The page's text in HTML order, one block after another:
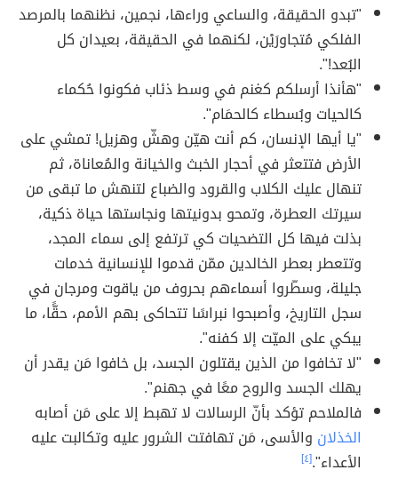
"تبدو الحقيقة، والساعي وراءها، نجمين، نظنهما بالمرصد
الفلكي مُتجاورَيْن، لكنهما في الحقيقة، بعيدان كل
البُعد!".
"هأنذا أرسلكم كغنم في وسط ذئاب فكونوا حُكماء
كالحيات وبُسطاء كالحمَام".
"يا أيها الإنسان، كم أنت هيّن وهشّ وهزيل! تمشي على
الأرض فتتعثر في أحجار الخبث والخيانة والمُعاناة، ثم
تنهال عليك الكلاب والقرود والضباع لتنهش ما تبقى من
سيرتك العطرة، وتمحو بدونيتها ونجاستها حياة ذكية،
بذلت فيها كل التضحيات كي ترتفع إلى سماء المجد،
وتتعطر بعطر الخالدين ممّن قدموا للإنسانية خدمات
جليلة، وسطّروا أسماءهم بحروف من ياقوت ومرجان في
سجل التاريخ، وأصبحوا نبراسًا تتحاكى بهم الأمم، حقًّا، ما
يبكي على الميّت إلا كفنه".
"لا تخافوا من الذين يقتلون الجسد، بل خافوا مَن يقدر أن
يهلك الجسد والروح معًا في جهنم".
فالملاحم تؤكد بأنّ الرسالات لا تهبط إلا على مَن أصابه
الخذلان والأسى، مَن تهافتت الشرور عليه وتكالبت عليه
الأعداء".[٤]